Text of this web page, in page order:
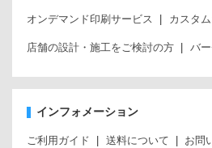
オンデマンド印刷サービス カスタ
店舗の設計・施工をご検討の方 バ
インフォメーション
ご利用ガイド 送料について お問